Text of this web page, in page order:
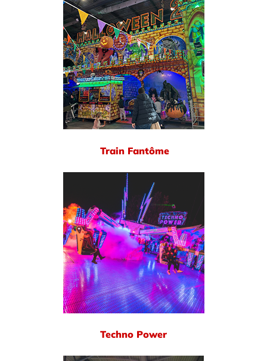
Train Fantôme
Techno Power